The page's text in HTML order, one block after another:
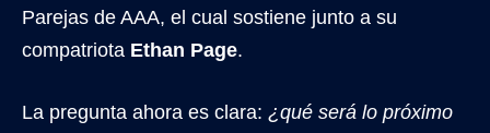
Parejas de AAA, el cual sostiene junto a su
compatriota Ethan Page.
La pregunta ahora es clara: ¿qué será lo próximo